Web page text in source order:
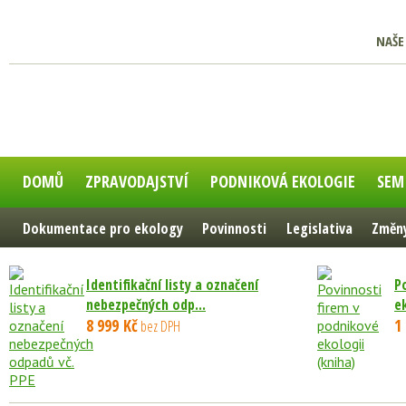
DOMŮ ZPRAVODAJSTVÍ PODNIKOVÁ EKOLOGIE
Dokumentace pro ekology Povinnosti Legislativa
Identifikační listy a označení
nebezpečných odp...
8 999 Kčbez DPH 1